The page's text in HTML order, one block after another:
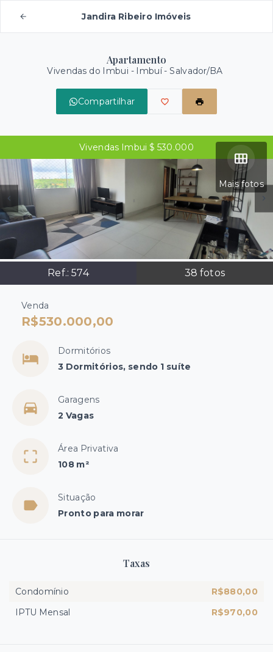
Jandira Ribeiro Imóveis
Apartamento
Vivendas do Imbui - Imbuí - Salvador/BA
Compartilhar
Mais fotos
Ref.:574 38 fotos
Vivendas Imbui $ 530.000
Venda
R$530.000,00
Dormitórios
3 Dormitórios, sendo 1 suíte
Garagens
2 Vagas
Área Privativa
108 m²
Situação
Pronto para morar
Taxas
Condomínio
R$880,00
IPTU Mensal
R$970,00